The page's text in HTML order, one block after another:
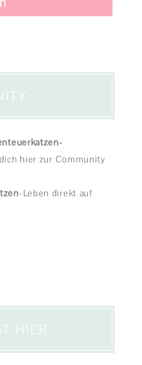
hier zur Community
-Leben direkt auf
HIER